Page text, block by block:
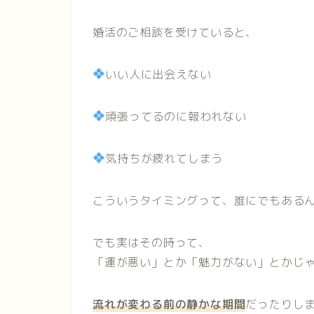
婚活のご相談を受けていると、
いい人に出会えない
頑張ってるのに報われない
気持ちが疲れてしまう
こういうタイミングって、誰にでもある
でも実はその時って、
「運が悪い」とか「魅力がない」とかじ
流れが変わる前の静かな期間だったりしま